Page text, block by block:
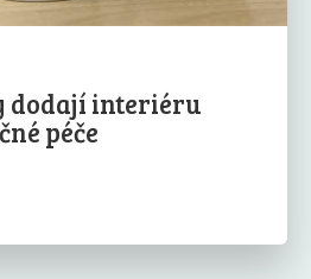
dodají interiéru
péče